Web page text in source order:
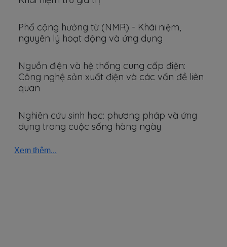
Phổ cộng hưởng từ (NMR) - Khái niệm,
nguyên lý hoạt động và ứng dụng
Nguồn điện và hệ thống cung cấp điện:
Công nghệ sản xuất điện và các vấn đề liên
quan
Nghiên cứu sinh học: phương pháp và ứng
dụng trong cuộc sống hàng ngày
Xem thêm...